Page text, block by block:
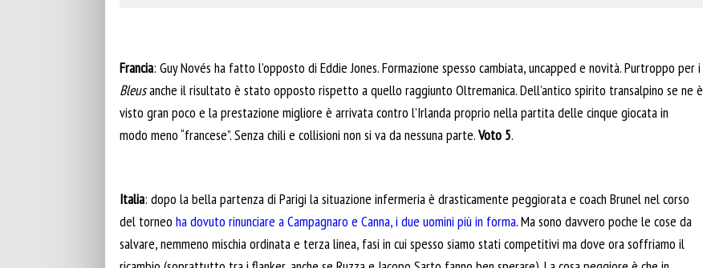
Francia: Guy Novés ha fatto l’opposto di Eddie Jones. Formazione spesso cambiata, uncapped e novità. Purtroppo per i
Bleusanche il risultato è stato opposto rispetto a quello raggiunto Oltremanica. Dell’antico spirito transalpino se ne è
visto gran poco e la prestazione migliore è arrivata contro l’Irlanda proprio nella partita delle cinque giocata in
modo meno “francese”. Senza chili e collisioni non si va da nessuna parte.Voto 5.
Italia: dopo la bella partenza di Parigi la situazione infermeria è drasticamente peggiorata e coach Brunel nel corso
del torneo ha dovuto rinunciare a Campagnaro e Canna, i due uomini più in forma. Ma sono davvero poche le cose da
salvare, nemmeno mischia ordinata e terza linea, fasi in cui spesso siamo stati competitivi ma dove ora soffriamo il